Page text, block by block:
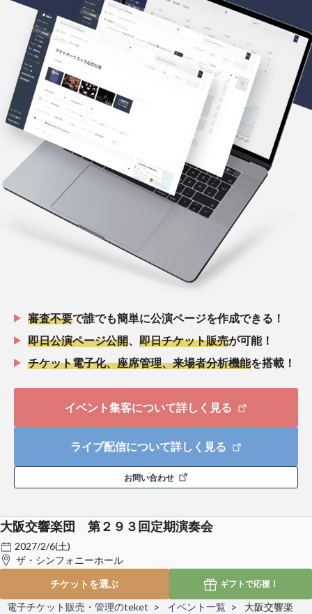
審査不要で誰でも簡単に公演ページを作成できる！
即日公演ページ公開、 即日チケット販売が可能！
チケット電子化、座席管理、来場者分析機能を搭載！
イベント集客について詳しく見る
ライブ配信について詳しく見る
お問い合わせ
大阪交響楽団 第２９３回定期演奏会
2027/2/6(土)
ザ・シンフォニーホール
チケットを選ぶ
ギフトで応援！
電子チケット販売・管理のteket イベント一覧
大阪交響楽